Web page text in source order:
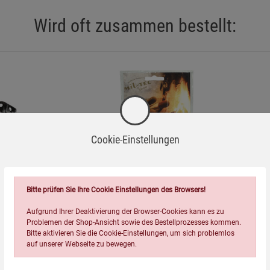
verwenden (P370 + P378).
zuführen (P501).
Wird oft zusammen bestellt:
4er-Pack Streichhölzer
wasserfest
4,99 €
=
Cookie-Einstellungen
Bitte prüfen Sie Ihre Cookie Einstellungen des Browsers!
Aufgrund Ihrer Deaktivierung der Browser-Cookies kann es zu
Problemen der Shop-Ansicht sowie des Bestellprozesses kommen.
Bitte aktivieren Sie die Cookie-Einstellungen, um sich problemlos
auf unserer Webseite zu bewegen.